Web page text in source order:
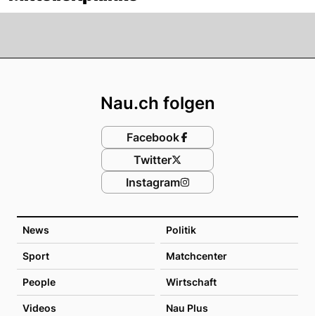
News Politik
Sport Matchcenter
People Wirtschaft
Videos Nau Plus
Nau.ch folgen
Facebook
Twitter
Instagram